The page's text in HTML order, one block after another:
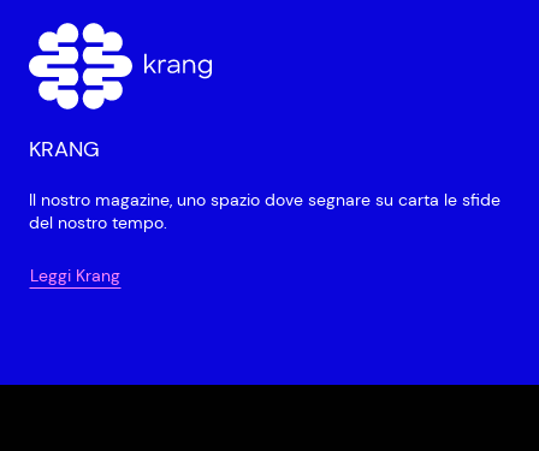
KRANG
Il nostro magazine, uno spazio dove segnare su carta le sfide
del nostro tempo.
Leggi Krang